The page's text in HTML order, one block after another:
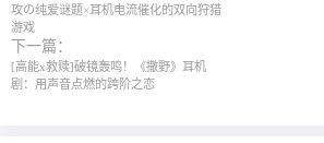
攻の纯爱谜题×耳机电流催化的双向狩猎
游戏
下一篇：
[高能x救赎]破镜轰鸣！《撒野》耳机
剧：用声音点燃的跨阶之恋